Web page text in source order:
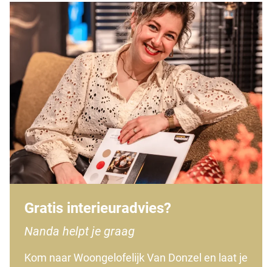
Gratis interieuradvies?
Nanda helpt je graag
Kom naar Woongelofelijk Van Donzel en laat je